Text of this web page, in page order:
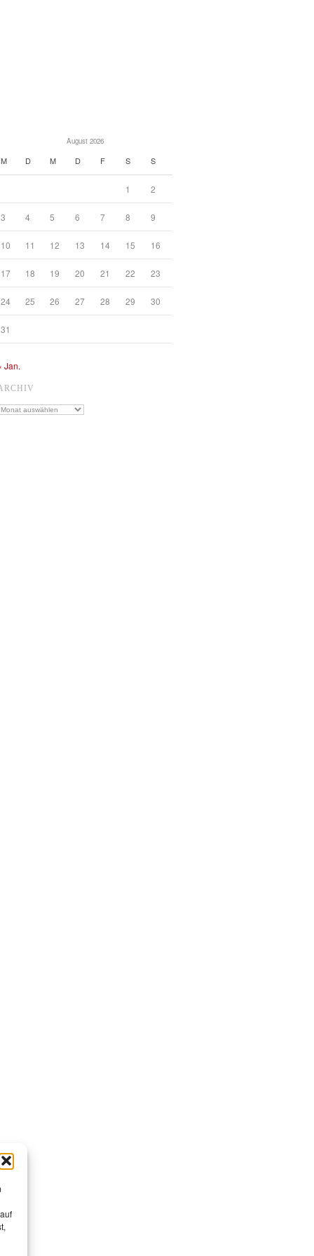
August 2026
M D M D F S S
1 2
3 4 5 6 7 8 9
10 11 12 13 14 15 16
17 18 19 20 21 22 23
24 25 26 27 28 29 30
31
Jan.